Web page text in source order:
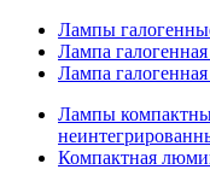
Лампы
Лампа
Лампа
Лампы
Компактная